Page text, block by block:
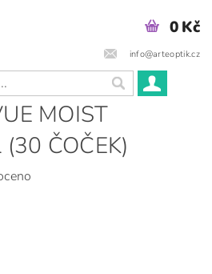
info@arteoptik.cz
0 Kč
MOIST
ČOČEK)